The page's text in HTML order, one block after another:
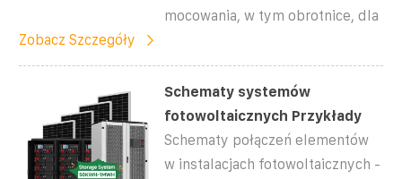
mocowania, w tym obrotnice, dla
Zobacz Szczegóły
Schematy systemów
fotowoltaicznych Przykłady
Schematy połączeń elementów
w instalacjach fotowoltaicznych -